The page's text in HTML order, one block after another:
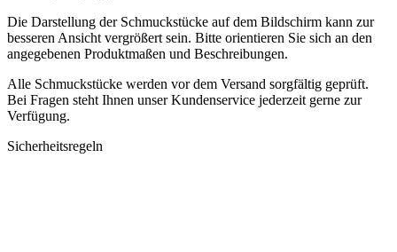
Die Darstellung der Schmuckstücke auf dem Bildschirm kann zur
besseren Ansicht vergrößert sein. Bitte orientieren Sie sich an den
angegebenen Produktmaßen und Beschreibungen.
Alle Schmuckstücke werden vor dem Versand sorgfältig geprüft.
Bei Fragen steht Ihnen unser Kundenservice jederzeit gerne zur
Verfügung.
Sicherheitsregeln